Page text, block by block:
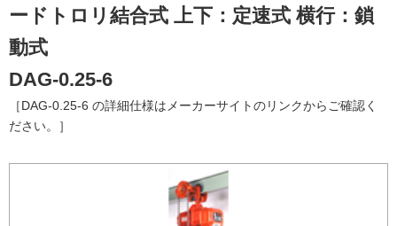
ードトロリ結合式 上下：定速式 横行：鎖
動式
DAG-0.25-6
［DAG-0.25-6 の詳細仕様はメーカーサイトのリンクからご確認く
ださい。］